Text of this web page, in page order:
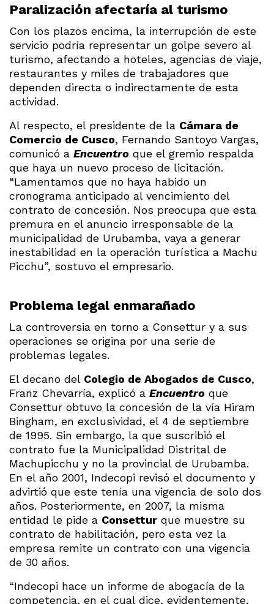
Paralización afectaría al turismo
Con los plazos encima, la interrupción de este
servicio podría representar un golpe severo al
turismo, afectando a hoteles, agencias de viaje,
restaurantes y miles de trabajadores que
dependen directa o indirectamente de esta
actividad.
Al respecto, el presidente de la Cámara de
Comercio de Cusco, Fernando Santoyo Vargas,
comunicó a Encuentro que el gremio respalda
que haya un nuevo proceso de licitación.
“Lamentamos que no haya habido un
cronograma anticipado al vencimiento del
contrato de concesión. Nos preocupa que esta
premura en el anuncio irresponsable de la
municipalidad de Urubamba, vaya a generar
inestabilidad en la operación turística a Machu
Picchu”, sostuvo el empresario.
Problema legal enmarañado
La controversia en torno a Consettur y a sus
operaciones se origina por una serie de
problemas legales.
El decano del Colegio de Abogados de Cusco,
Franz Chevarría, explicó a Encuentro que
Consettur obtuvo la concesión de la vía Hiram
Bingham, en exclusividad, el 4 de septiembre
de 1995. Sin embargo, la que suscribió el
contrato fue la Municipalidad Distrital de
Machupicchu y no la provincial de Urubamba.
En el año 2001, Indecopi revisó el documento y
advirtió que este tenía una vigencia de solo dos
años. Posteriormente, en 2007, la misma
entidad le pide a Consettur que muestre su
contrato de habilitación, pero esta vez la
empresa remite un contrato con una vigencia
de 30 años.
“Indecopi hace un informe de abogacía de la
competencia, en el cual dice, evidentemente,